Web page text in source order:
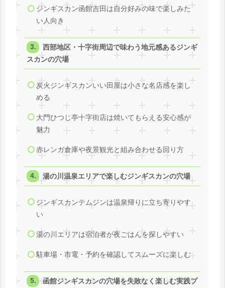
ジンギスカン函館吉田は自分好みの味で楽しみた
い人向き
西部地区・十字街周辺で味わう地元感あるジンギ
スカンの穴場
炭火ジンギスカンいい田屋は小さな名店感を楽し
める
大門ひつじ亭十字街店は焼いてもらえる安心感が
魅力
赤レンガ倉庫や夜景観光と組み合わせる回り方
湯の川温泉エリアで楽しむジンギスカンの穴場
ジンギスカンテムジンは温泉帰りに立ち寄りやす
い
湯の川エリアは宿泊者が夜ごはんを探しやすい
駐車場・市電・予約を確認してスムーズに楽しむ
函館ジンギスカンの穴場を失敗なく楽しむ実践プ